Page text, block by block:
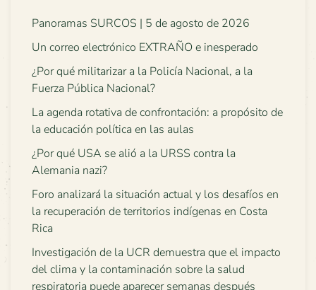
Panoramas SURCOS | 5 de agosto de 2026
Un correo electrónico EXTRAÑO e inesperado
¿Por qué militarizar a la Policía Nacional, a la
Fuerza Pública Nacional?
La agenda rotativa de confrontación: a propósito de
la educación política en las aulas
¿Por qué USA se alió a la URSS contra la
Alemania nazi?
Foro analizará la situación actual y los desafíos en
la recuperación de territorios indígenas en Costa
Rica
Investigación de la UCR demuestra que el impacto
del clima y la contaminación sobre la salud
respiratoria puede aparecer semanas después